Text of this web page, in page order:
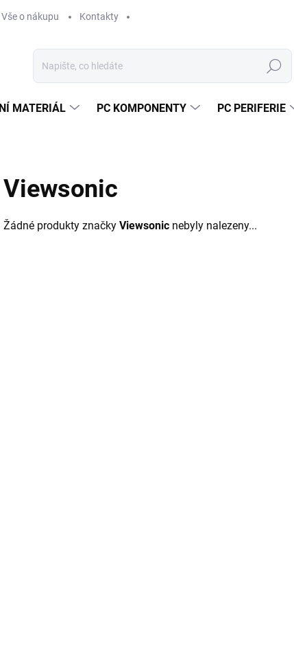
Vše o nákupu Kontakty
Hledat
MATERIÁL PC KOMPONENTY PC PERIFERIE
Viewsonic
Žádné produkty značky Viewsonic nebyly nalezeny...